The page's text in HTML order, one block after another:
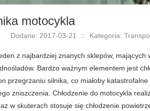
motocykla
Dodane: 2017-03-21 :: Kategoria:
z najbardziej znanych sklepów,
Bardzo ważnym elementem jest
przegrzaniu silnika, co miałoby
zniszczenia. Chłodzenie do motocykla
w skuterach stosuje się chłodzenie